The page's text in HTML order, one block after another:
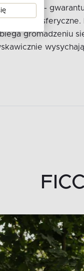
szklanym -
atmosferyczne.
gromadzeniu